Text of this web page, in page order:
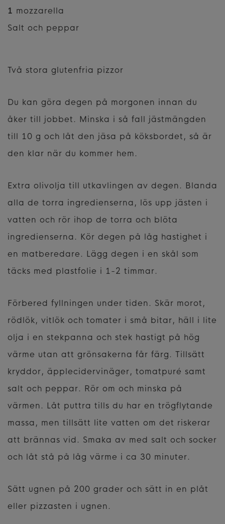
1 mozzarella
Salt och peppar
Två stora glutenfria pizzor
Du kan göra degen på morgonen innan du
åker till jobbet. Minska i så fall jästmängden
till 10 g och låt den jäsa på köksbordet, så är
den klar när du kommer hem.
Extra olivolja till utkavlingen av degen. Blanda
alla de torra ingredienserna, lös upp jästen i
vatten och rör ihop de torra och blöta
ingredienserna. Kör degen på låg hastighet i
en matberedare. Lägg degen i en skål som
täcks med plastfolie i 1-2 timmar.
Förbered fyllningen under tiden. Skär morot,
rödlök, vitlök och tomater i små bitar, häll i lite
olja i en stekpanna och stek hastigt på hög
värme utan att grönsakerna får färg. Tillsätt
kryddor, äpplecidervinäger, tomatpuré samt
salt och peppar. Rör om och minska på
värmen. Låt puttra tills du har en trögflytande
massa, men tillsätt lite vatten om det riskerar
att brännas vid. Smaka av med salt och socker
och låt stå på låg värme i ca 30 minuter.
Sätt ugnen på 200 grader och sätt in en plåt
eller pizzasten i ugnen.